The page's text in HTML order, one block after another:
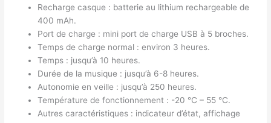
Recharge casque : batterie au lithium rechargeable de
400 mAh.
Port de charge : mini port de charge USB à 5 broches.
Temps de charge normal : environ 3 heures.
Temps : jusqu’à 10 heures.
Durée de la musique : jusqu’à 6-8 heures.
Autonomie en veille : jusqu’à 250 heures.
Température de fonctionnement : -20 °C – 55 °C.
Autres caractéristiques : indicateur d’état, affichage